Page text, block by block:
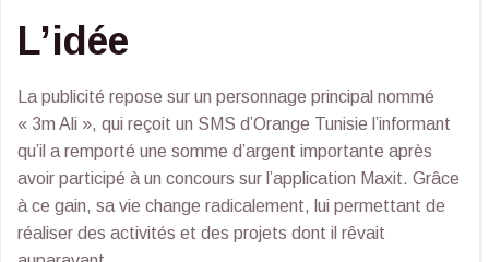
L’idée
La publicité repose sur un personnage principal nommé
« 3m Ali », qui reçoit un SMS d’Orange Tunisie l’informant
qu’il a remporté une somme d’argent importante après
avoir participé à un concours sur l’application Maxit. Grâce
à ce gain, sa vie change radicalement, lui permettant de
réaliser des activités et des projets dont il rêvait